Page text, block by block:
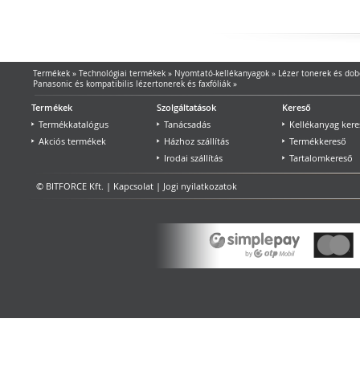
Termékek» Technológiai termékek» Nyomtató-kellékanyagok» Lézer tonerek és
Panasonic és kompatibilis lézertonerek és faxfóliák»
Termékek
Termékkatalógus
Akciós termékek
Szolgáltatások
Tanácsadás
Házhoz szállítás
Irodai szállítás
Kereső
Kellékanyag
Termékkereső
Tartalomkereső
© BITFORCE Kft. | Kapcsolat | Jogi nyilatkozatok